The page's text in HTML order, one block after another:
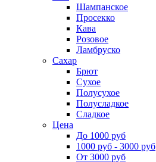
Шампанское
Просекко
Кава
Розовое
Ламбруско
Сахар
Брют
Сухое
Полусухое
Полусладкое
Сладкое
Цена
До 1000 руб
1000 руб - 3000 руб
От 3000 руб